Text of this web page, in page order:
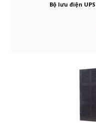
Bộ lưu điện